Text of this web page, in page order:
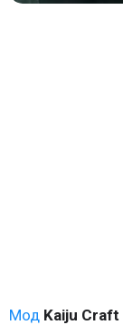
Мод Kaiju Craft